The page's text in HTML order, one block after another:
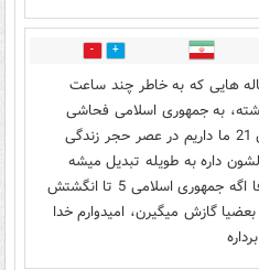
2
هایی که به خاطر چند ساعت
به جمهوری اسلامی فحاشی
میکردن و میگفتن در قرن 21 ما داریم در عصر حجر زندگی
داره به طویله تبدیل میشه
همشون خفه شدن. انصافا اگه جمهوری اسلامی 5 تا انگشتش
گازش میگیرن، امیدوارم خدا